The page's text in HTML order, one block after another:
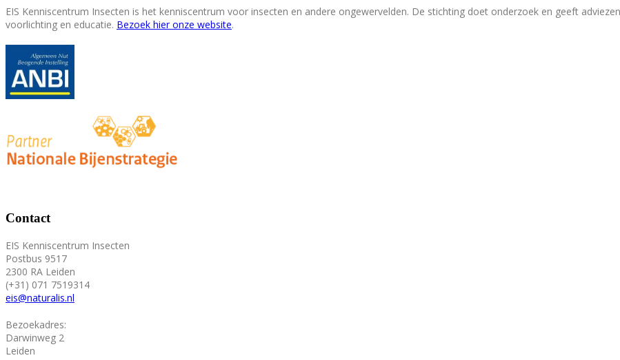
EIS Kenniscentrum Insecten is het kenniscentrum voor insecten en andere ongewervelden. De stichting doet onderzoek en geeft
voorlichting en educatie. Bezoek hier onze website.
Contact
EIS Kenniscentrum Insecten
Postbus 9517
2300 RA Leiden
(+31) 071 7519314
eis@naturalis.nl
Bezoekadres:
Darwinweg 2
Leiden